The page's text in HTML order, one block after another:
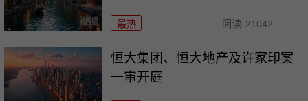
最热 阅读 21042
恒大集团、恒大地产及许家印案
一审开庭